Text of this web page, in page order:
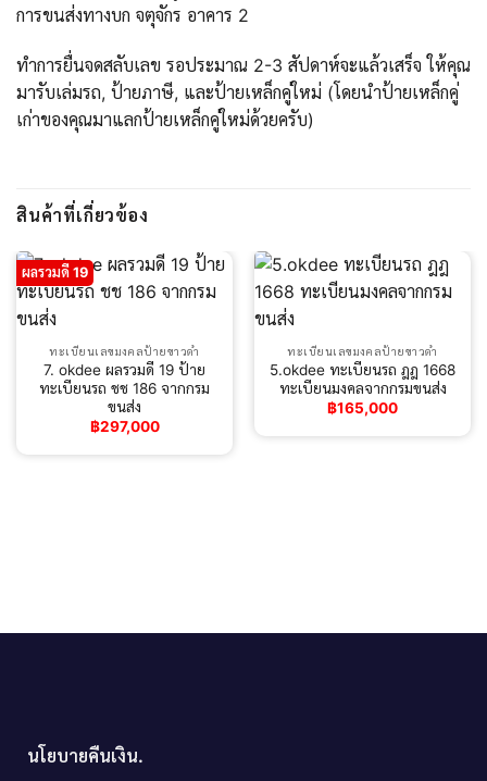
การขนส่งทางบก จตุจักร อาคาร 2
ทำการยื่นจดสลับเลข รอประมาณ 2-3 สัปดาห์จะแล้วเสร็จ ให้คุณ
มารับเล่มรถ, ป้ายภาษี, และป้ายเหล็กคู่ใหม่ (โดยนำป้ายเหล็กคู่
เก่าของคุณมาแลกป้ายเหล็กคู่ใหม่ด้วยครับ)
สินค้าที่เกี่ยวข้อง
ผลรวมดี 19
ทะเบียนเลขมงคลป้ายขาวดำ
7. okdee ผลรวมดี 19 ป้าย
ทะเบียนรถ ชช 186 จากกรม
ขนส่ง
฿297,000
ทะเบียนเลขมงคลป้ายขาวดำ
5.okdee ทะเบียนรถ ฎฎ 1668
ทะเบียนมงคลจากกรมขนส่ง
฿165,000
นโยบายคืนเงิน.